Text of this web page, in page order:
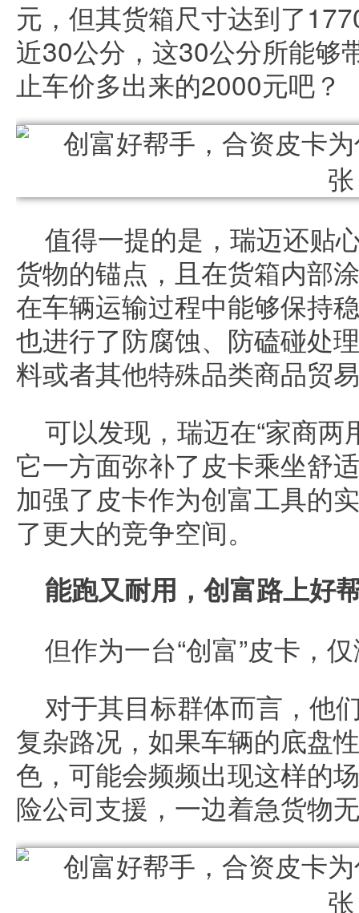
元，但其货箱尺寸达到了
近30公分，这30公分所能够
止车价多出来的2000元吧？
值得一提的是，瑞迈还贴
货物的锚点，且在货箱内部
在车辆运输过程中能够保持
也进行了防腐蚀、防磕碰处
料或者其他特殊品类商品贸
可以发现，瑞迈在“家商两
它一方面弥补了皮卡乘坐舒
加强了皮卡作为创富工具的
了更大的竞争空间。
能跑又耐用，创富路上好
但作为一台“创富”皮卡，
对于其目标群体而言，他
复杂路况，如果车辆的底盘
色，可能会频频出现这样的
险公司支援，一边着急货物